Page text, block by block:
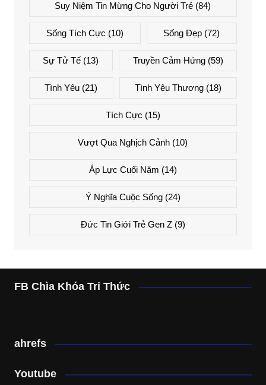
Suy Niệm Tin Mừng Cho Người Trẻ (84)
Sống Tích Cực (10) Sống Đẹp (72)
Sự Tử Tế (13) Truyền Cảm Hứng(59)
Tình Yêu (21) Tình Yêu Thương(18)
Tích Cực (15)
Vượt Qua Nghịch Cảnh (10)
Áp Lực Cuối Năm (14)
Ý Nghĩa Cuộc Sống(24)
Đức Tin Giới Trẻ Gen Z(9)
FB Chìa Khóa Tri Thức
ahrefs
Youtube